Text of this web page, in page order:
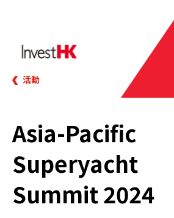
活動
Asia-Pacific
Superyacht
Summit 2024